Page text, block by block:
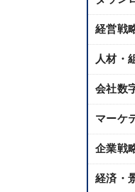
経営戦
人材・
会社数
マーケ
企業戦
経済・